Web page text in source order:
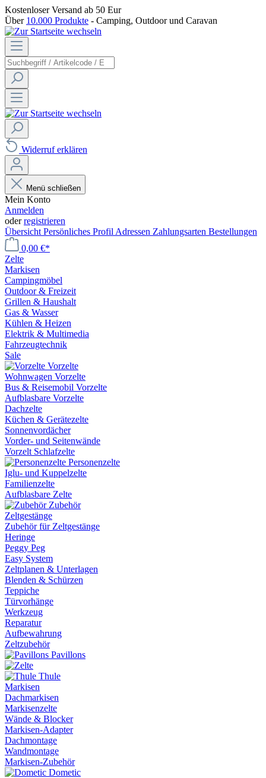
Kostenloser Versand ab 50 Eur
Über 10.000 Produkte - Camping, Outdoor und Caravan
Widerruf erklären
Menü schließen
Mein Konto
Anmelden
oderregistrieren
Übersicht Persönliches Profil Adressen Zahlungsarten Bestellungen
0,00 €*
Zelte
Markisen
Campingmöbel
Outdoor & Freizeit
Grillen & Haushalt
Gas & Wasser
Kühlen & Heizen
Elektrik & Multimedia
Fahrzeugtechnik
Sale
Vorzelte
Wohnwagen Vorzelte
Bus & Reisemobil Vorzelte
Aufblasbare Vorzelte
Dachzelte
Küchen & Gerätezelte
Sonnenvordächer
Vorder- und Seitenwände
Vorzelt Schlafzelte
Personenzelte
Iglu- und Kuppelzelte
Familienzelte
Aufblasbare Zelte
Zubehör
Zeltgestänge
Zubehör für Zeltgestänge
Heringe
Peggy Peg
Easy System
Zeltplanen & Unterlagen
Blenden & Schürzen
Teppiche
Türvorhänge
Werkzeug
Reparatur
Aufbewahrung
Zeltzubehör
Pavillons
Thule
Markisen
Dachmarkisen
Markisenzelte
Wände & Blocker
Markisen-Adapter
Dachmontage
Wandmontage
Markisen-Zubehör
Dometic